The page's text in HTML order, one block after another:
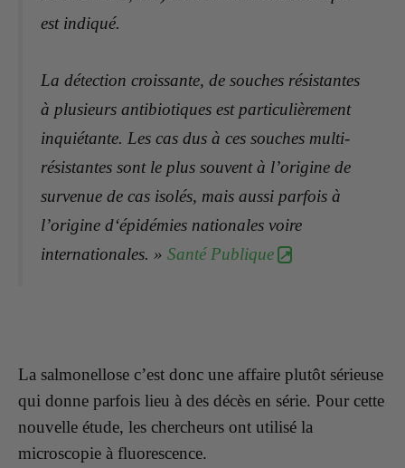
est indiqué.
La détection croissante, de souches résistantes
à plusieurs antibiotiques est particulièrement
inquiétante. Les cas dus à ces souches multi-
résistantes sont le plus souvent à l’origine de
survenue de cas isolés, mais aussi parfois à
l’origine d‘épidémies nationales voire
internationales. » Santé Publique
La salmonellose c’est donc une affaire plutôt sérieuse
qui donne parfois lieu à des décès en série. Pour cette
nouvelle étude, les chercheurs ont utilisé la
microscopie à fluorescence.